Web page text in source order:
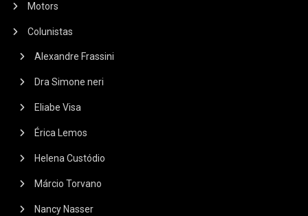
Motors
Colunistas
Alexandre Frassini
Dra Simone neri
Eliabe Visa
Érica Lemos
Helena Custódio
Márcio Torvano
Nancy Nasser